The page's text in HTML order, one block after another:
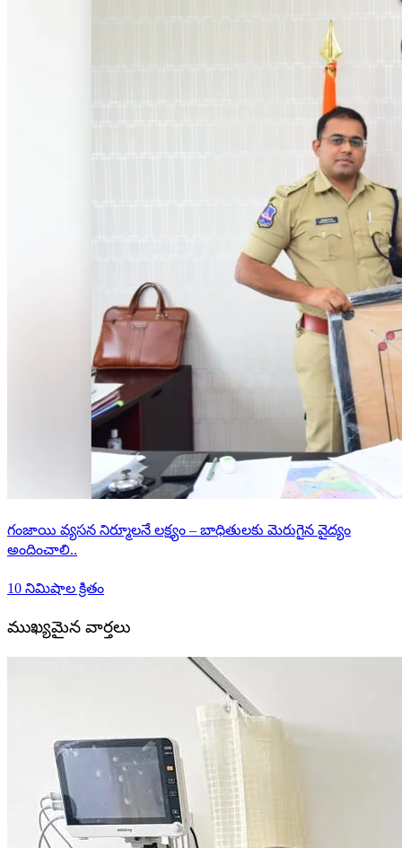
గంజాయి వ్యసన నిర్మూలనే లక్ష్యం – బాధితులకు మెరుగైన వైద్యం
అందించాలి..
10 నిమిషాల క్రితం
ముఖ్యమైన వార్తలు